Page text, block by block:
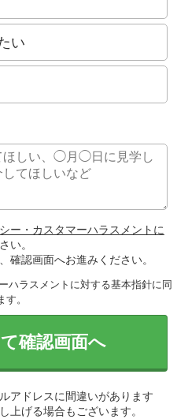
い
ー・カスタマーハラスメントに
い。
確認画面へお進みください。
ハラスメントに対する基本指針に同
す。
確認画面へ
アドレスに間違いがあります
上げる場合もございます。